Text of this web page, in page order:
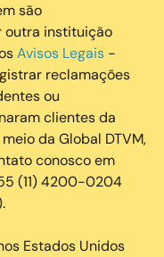
são
outra instituição
Avisos Legais -
reclamações
ou
clientes da
da Global DTVM,
conosco em
(11) 4200-0204
Estados Unidos